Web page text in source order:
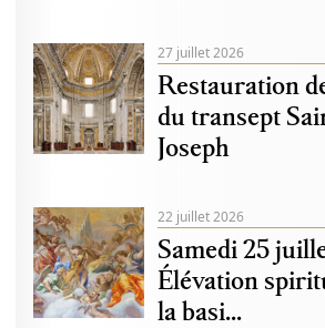
27 juillet 2026
Restauration
du transept
Joseph
22 juillet 2026
Samedi 25
Élévation
la basi...